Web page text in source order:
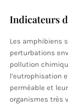
Indicateurs
Les amphibiens
perturbations
pollution
l’eutrophisation
perméable et
organismes très